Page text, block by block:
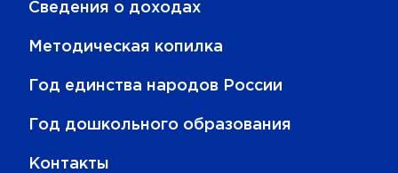
Сведения о доходах
Методическая копилка
Год единства народов России
Год дошкольного образования
Контакты